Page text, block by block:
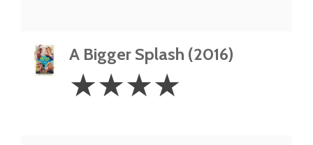
A Bigger Splash (2016)
Stars
☆☆☆☆